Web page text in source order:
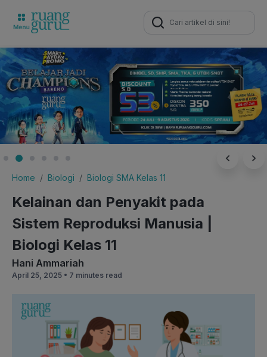
Search
for:
Home Biologi Biologi SMA Kelas 11
Kelainan dan Penyakit pada
Sistem Reproduksi Manusia |
Biologi Kelas 11
Hani Ammariah
April 25, 2025 • 7 minutes read